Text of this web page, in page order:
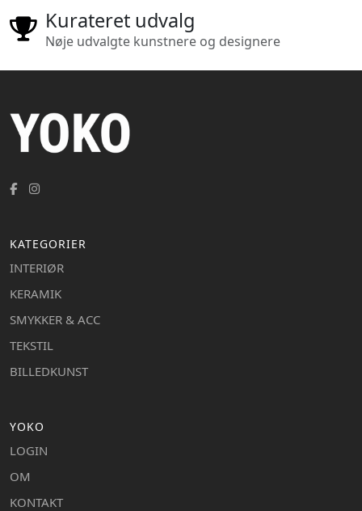
Kurateret udvalg
Nøje udvalgte kunstnere og designere
KATEGORIER
INTERIØR
KERAMIK
SMYKKER & ACC
TEKSTIL
BILLEDKUNST
YOKO
LOGIN
OM
KONTAKT